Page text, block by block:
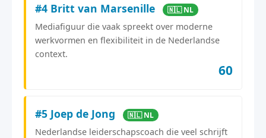
#4 Britt van Marsenille 🇳🇱 NL
Mediafiguur die vaak spreekt over moderne
werkvormen en flexibiliteit in de Nederlandse
context.
60
#5 Joep de Jong 🇳🇱 NL
Nederlandse leiderschapscoach die veel schrijft